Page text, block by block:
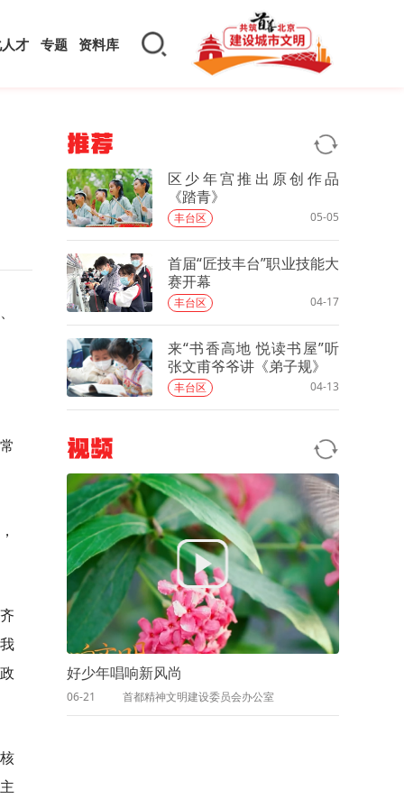
才 专题 资料库
推荐
区少年宫推出原创作品
《踏青》
丰台区 05-05
首届“匠技丰台”职业技能大
赛开幕
丰台区 04-17
来“书香高地 悦读书屋”听
张文甫爷爷讲《弟子规》
丰台区 04-13
视频
好少年唱响新风尚
06-21 首都精神文明建设委员会办公室